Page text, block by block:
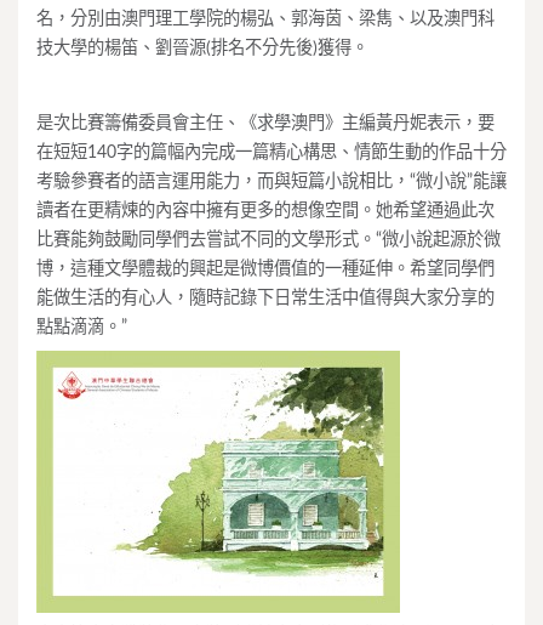
名，分別由澳門理工學院的楊弘、郭海茵、梁雋、以及澳門科
技大學的楊笛、劉晉源(排名不分先後)獲得。
是次比賽籌備委員會主任、《求學澳門》主編黃丹妮表示，要
在短短140字的篇幅內完成一篇精心構思、情節生動的作品十分
考驗參賽者的語言運用能力，而與短篇小說相比，“微小說”能讓
讀者在更精煉的內容中擁有更多的想像空間。她希望通過此次
比賽能夠鼓勵同學們去嘗試不同的文學形式。“微小說起源於微
博，這種文學體裁的興起是微博價值的一種延伸。希望同學們
能做生活的有心人，隨時記錄下日常生活中值得與大家分享的
點點滴滴。”